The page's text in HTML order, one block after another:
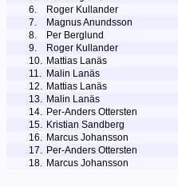
6.
Roger Kullander
7.
Magnus Anundsson
8.
Per Berglund
9.
Roger Kullander
10. Mattias Lanäs
11. Malin Lanäs
12. Mattias Lanäs
13. Malin Lanäs
14. Per-Anders Ottersten
15. Kristian Sandberg
16. Marcus Johansson
17. Per-Anders Ottersten
18. Marcus Johansson